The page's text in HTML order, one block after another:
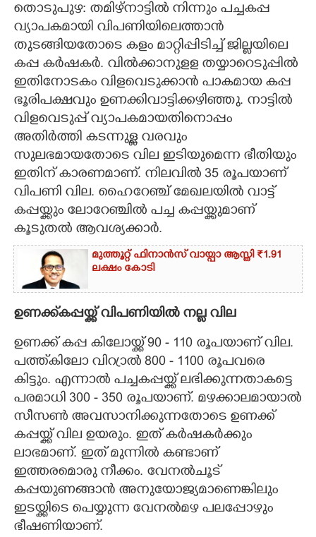
CARTOONS
LITERATURE
ZOOM
CONTACT US
തൊടുപുഴ: തമിഴ്നാട്ടിൽ നിന്നും പച്ചകപ്പ
വ്യാപകമായി വിപണിയിലെത്താൻ
തുടങ്ങിയതോടെ കളം മാറ്റിപ്പിടിച്ച് ജില്ലയിലെ
കപ്പ കർഷകർ. വിൽക്കാനുളള തയ്യാറെടുപ്പിൽ
ഇതിനോടകം വിളവെടുക്കാൻ പാകമായ കപ്പ
ഭൂരിപക്ഷവും ഉണക്കിവാട്ടിക്കഴിഞ്ഞു. നാട്ടിൽ
വിളവെടുപ്പ് വ്യാപകമായതിനൊപ്പം
അതിർത്തി കടന്നുള്ള വരവും
സുലഭമായതോടെ വില ഇടിയുമെന്ന ഭീതിയും
ഇതിന് കാരണമാണ്. നിലവിൽ 35 രൂപയാണ്
വിപണി വില. ഹൈറേഞ്ച് മേഖലയിൽ വാട്ട്
കപ്പയ്ക്കും ലോറേഞ്ചിൽ പച്ച കപ്പയ്ക്കുമാണ്
കൂടുതൽ ആവശ്യക്കാർ.
മുത്തൂറ്റ് ഫിനാൻസ് വായ്പാ ആസ്തി ₹1.91
ലക്ഷം കോടി
ഉണക്ക്കപ്പയ്ക്ക് വിപണിയിൽ നല്ല വില
ഉണക്ക് കപ്പ കിലോയ്ക്ക് 90 - 110 രൂപയാണ് വില.
പത്ത്കിലോ വിറ്രാൽ 800 - 1100 രൂപവരെ
കിട്ടും. എന്നാൽ പച്ചകപ്പയ്ക്ക് ലഭിക്കുന്നതാകട്ടെ
പരമാധി 300 - 350 രൂപയാണ്. മഴക്കാലമായാൽ
സീസൺ അവസാനിക്കുന്നതോടെ ഉണക്ക്
കപ്പയ്ക്ക് വില ഉയരും. ഇത് കർഷകർക്കും
ലാഭമാണ്. ഇത് മുന്നിൽ കണ്ടാണ്
ഇത്തരമൊരു നീക്കം. വേനൽചൂട്
കപ്പയുണങ്ങാൻ അനുയോജ്യമാണെങ്കിലും
ഇടയ്ക്കിടെ പെയ്യുന്ന വേനൽമഴ പലപ്പോഴും
ഭീഷണിയാണ്.